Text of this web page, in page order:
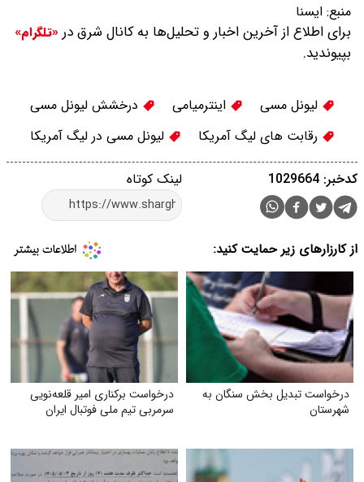
منبع: ايسنا
برای اطلاع از آخرین اخبار و تحلیل‌ها به کانال شرق در «تلگرام»
بپیوندید.
لیونل مسی اینترمیامی
درخشش لیونل مسی
رقابت های لیگ آمریکا
لیونل مسی در لیگ آمریکا
لینک کوتاه کدخبر: 1029664
از کارزارهای زیر حمایت کنید:
درخواست تبدیل بخش سنگان به
شهرستان
درخواست برکناری امیر قلعه‌نویی
سرمربی تیم ملی فوتبال ایران